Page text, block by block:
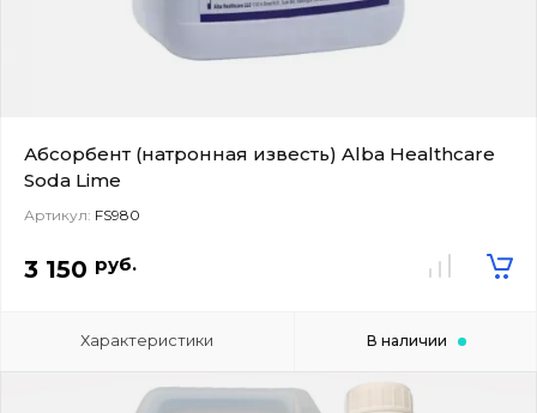
Абсорбент (натронная известь) Alba Healthcare
Soda Lime
Артикул: FS980
3 150 руб.
Характеристики В наличии